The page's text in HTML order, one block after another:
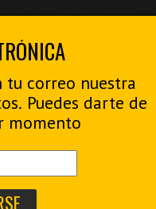
tu correo nuestra
Puedes darte de
momento